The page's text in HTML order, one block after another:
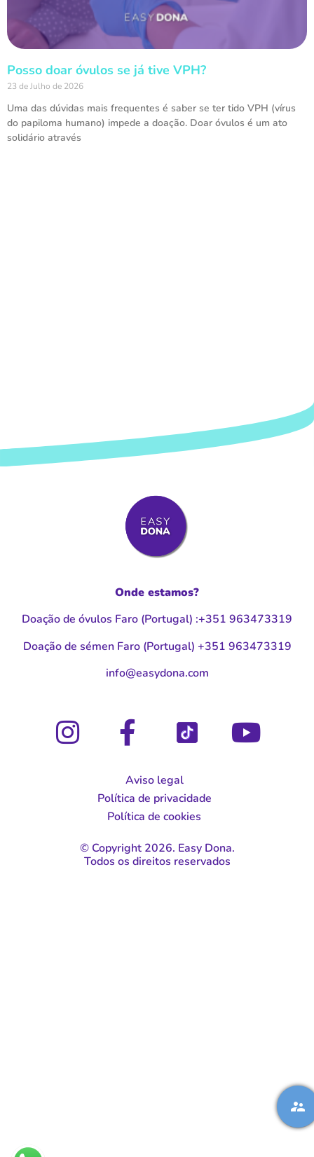
Posso doar óvulos se já tive VPH?
23 de Julho de 2026
Uma das dúvidas mais frequentes é saber se ter tido VPH (vírus
do papiloma humano) impede a doação. Doar óvulos é um ato
solidário através
Onde estamos?
Doação de óvulos Faro (Portugal) :+351 963473319
Doação de sémen Faro (Portugal) +351 963473319
moc.anodysae@ofni
Aviso legal
Política de privacidade
Política de cookies
© Copyright 2026. Easy Dona.
Todos os direitos reservados